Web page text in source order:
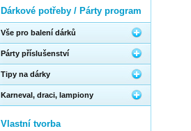
Dárkové potřeby / Párty program
Vše pro balení dárků
Párty příslušenství
Tipy na dárky
Karneval, draci, lampiony
Vlastní tvorba